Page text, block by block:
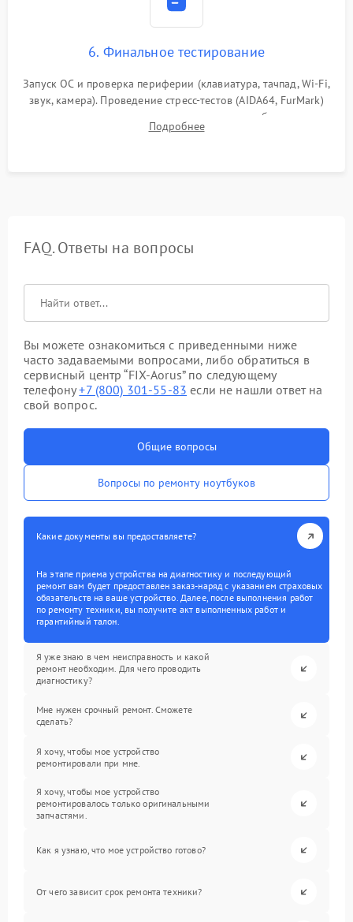
6. Финальное тестирование
Запуск ОС и проверка периферии (клавиатура, тачпад, Wi-Fi,
звук, камера). Проведение стресс-тестов (AIDA64, FurMark)
для контроля температурного режима и стабильности
системы под пиковой нагрузкой.
Подробнее
FAQ. Ответы на вопросы
Вы можете ознакомиться с приведенными ниже
часто задаваемыми вопросами, либо обратиться в
сервисный центр “FIX-Aorus” по следующему
телефону+7 (800) 301-55-83 если не нашли ответ на
свой вопрос.
Общие вопросы
Вопросы по ремонту ноутбуков
Какие документы вы предоставляете?
На этапе приема устройства на диагностику и последующий
ремонт вам будет предоставлен заказ-наряд с указанием страховых
обязательств на ваше устройство. Далее, после выполнения работ
по ремонту техники, вы получите акт выполненных работ и
гарантийный талон.
Я уже знаю в чем неисправность и какой
ремонт необходим. Для чего проводить
диагностику?
Мне нужен срочный ремонт. Сможете
сделать?
Я хочу, чтобы мое устройство
ремонтировали при мне.
Я хочу, чтобы мое устройство
ремонтировалось только оригинальными
запчастями.
Как я узнаю, что мое устройство готово?
От чего зависит срок ремонта техники?